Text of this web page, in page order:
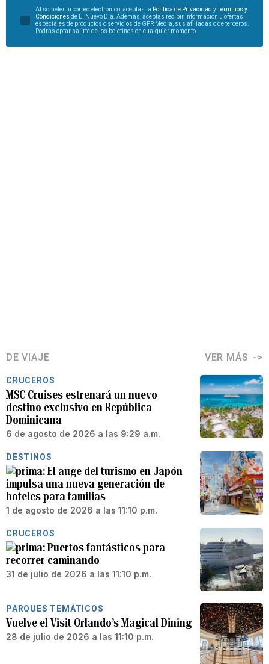
Al someter tu correo electrónico, aceptas la Política de Privacidad y
Términos y
Condiciones de El Nuevo Día. Además, aceptas recibir información u ofertas
especiales de productos o servicios de GFR Media, sus afiliadas o de terceros.
Podrás optar salirte de los boletines en cualquier momento.
DE VIAJE VER MÁS
CRUCEROS
MSC Cruises estrenará un nuevo
destino exclusivo en República
Dominicana
6 de agosto de 2026 a las 9:29 a.m.
DESTINOS
El auge del turismo en Japón
impulsa una nueva generación de
hoteles para familias
1 de agosto de 2026 a las 11:10 p.m.
CRUCEROS
Puertos fantásticos para
recorrer caminando
31 de julio de 2026 a las 11:10 p.m.
PARQUES TEMÁTICOS
Vuelve el Visit Orlando’s Magical Dining
28 de julio de 2026 a las 11:10 p.m.